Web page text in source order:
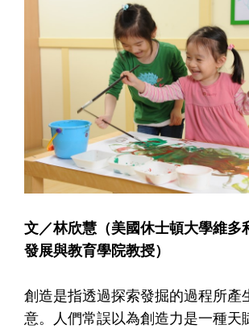
文／林欣慧（美國休士頓大學維多
發展與教育學院教授）
創造是指透過探索發掘的過程所產
意。人們常誤以為創造力是一種天